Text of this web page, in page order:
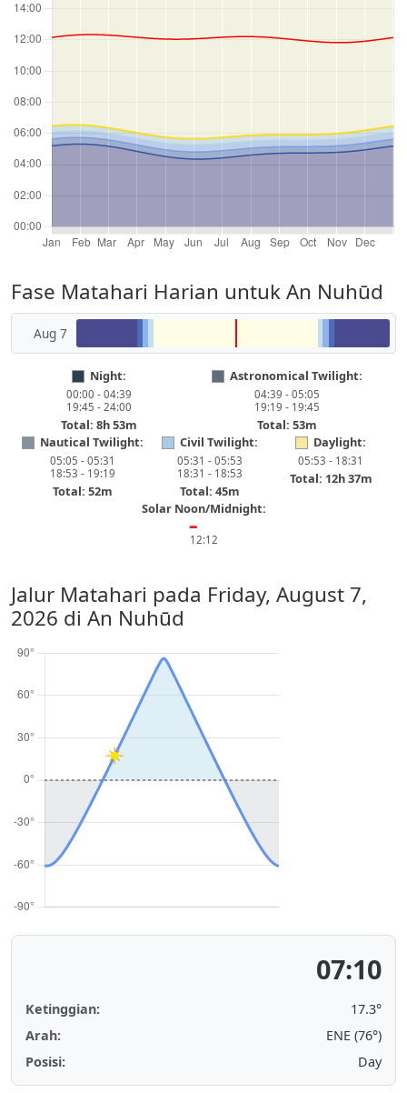
Fase Matahari Harian untuk An Nuhūd
Aug 7
Night:
00:00 - 04:39
19:45 - 24:00
Total: 8h 53m
Astronomical Twilight:
04:39 - 05:05
19:19 - 19:45
Total: 53m
Nautical Twilight:
05:05 - 05:31
18:53 - 19:19
Total: 52m
Civil Twilight:
05:31 - 05:53
18:31 - 18:53
Total: 45m
Daylight:
05:53 - 18:31
Total: 12h 37m
Solar Noon/Midnight:
━
12:12
Jalur Matahari pada Friday, August 7,
2026 di An Nuhūd
07:10
Ketinggian:
17.3°
Arah:
ENE (76°)
Posisi:
Day